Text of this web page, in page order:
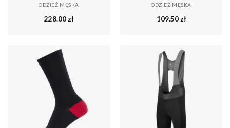
ODZIEŻ MĘSKA
228.00zł
ODZIEŻ MĘSKA
109.50zł